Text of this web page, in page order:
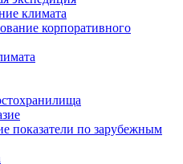
климата
корпоративного
показатели по зарубежным